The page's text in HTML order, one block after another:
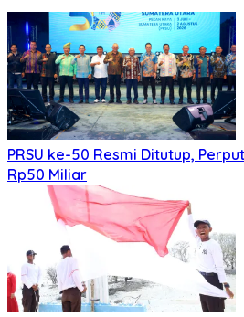
PRSU ke-50 Resmi Ditutup,
Rp50 Miliar